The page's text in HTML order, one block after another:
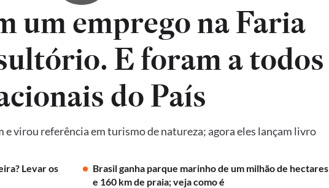
um emprego na Faria
E foram a todos
do País
e virou referência em turismo de natureza; agora eles lançam livro
Levar os
Brasil ganha parque marinho de um milhão de hectares
e 160 km de praia; veja como é